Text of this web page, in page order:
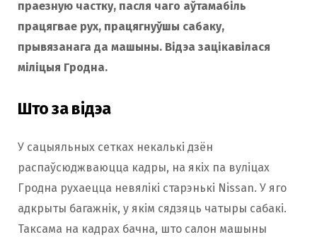
праезную частку, пасля чаго аўтамабіль
працягвае рух, працягнуўшы сабаку,
прывязанага да машыны. Відэа зацікавілася
міліцыя Гродна.
Што за відэа
У сацыяльных сетках некалькі дзён
распаўсюджваюцца кадры, на якіх па вуліцах
Гродна рухаецца невялікі старэнькі Nissan. У яго
адкрыты багажнік, у якім сядзяць чатыры сабакі.
Таксама на кадрах бачна, што салон машыны